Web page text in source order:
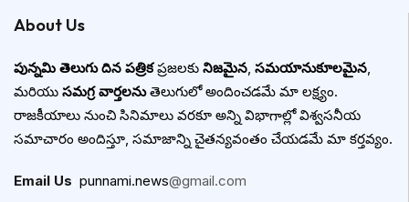
About Us
పున్నమి తెలుగు దిన పత్రికప్రజలకు నిజమైన సమయానుకూలమైన
మరియు సమగ్ర వార్తలనుతెలుగులో అందించడమే మా లక్ష్యం.
రాజకీయాలు నుంచి సినిమాలు వరకూ అన్ని విభాగాల్లో విశ్వసనీయ
సమాచారం అందిస్తూ, సమాజాన్ని చైతన్యవంతం చేయడమే మా కర్తవ్యం.
Email Us punnami.news@gmail.com